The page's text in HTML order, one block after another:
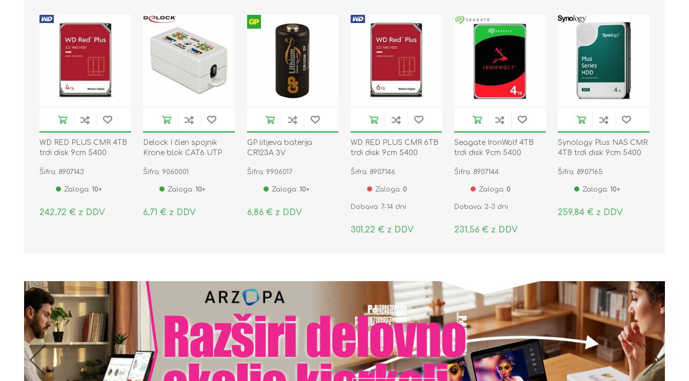
WD RED PLUS CMR 4TB
trdi disk 9cm 5400
Šifra: 8907143
Zaloga: 10+
242,72 € z DDV
Delock I člen spojnik
Krone blok CAT6 UTP
Šifra: 9060001
Zaloga: 10+
6,71 € z DDV
GP litijeva baterija
CR123A 3V
Šifra: 9906017
Zaloga: 10+
6,86 € z DDV
WD RED PLUS CMR 6TB
trdi disk 9cm 5400
Šifra: 8907146
Zaloga: 0
Dobava: 7-14 dni
301,22 € z DDV
Seagate IronWolf 4TB
trdi disk 9cm 5400
ST4000VN006
Šifra: 8907144
Zaloga: 0
Dobava: 2-3 dni
231,56 € z DDV
Synology Plus NAS CMR
4TB trdi disk 9cm 5400
Šifra: 8907165
Zaloga: 10+
259,84 € z DDV